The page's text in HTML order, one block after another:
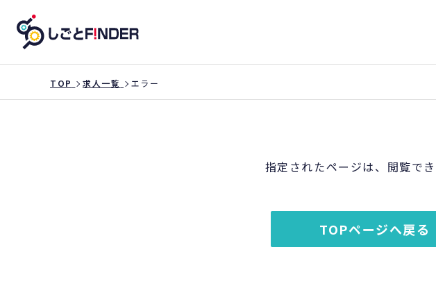
TOP 求人一覧 エラー
指定されたページは、閲覧でき
TOPページへ戻る